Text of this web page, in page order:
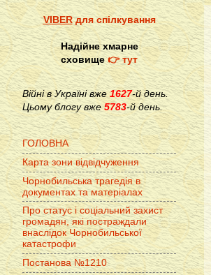
VIBERдля спілкування
Надійне хмарне
сховище👉 тут
Війні в Україні вже1627-й день.
Цьому блогу вже 5783-й день.
ГОЛОВНА
Карта зони відвідчуження
Чорнобильська трагедія в
документах та матеріалах
Про статус і соціальний захист
громадян, які постраждали
внаслідок Чорнобильської
катастрофи
Постанова №1210